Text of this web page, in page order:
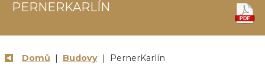
PERNERKARLÍN
Domů | Budovy| PernerKarlín